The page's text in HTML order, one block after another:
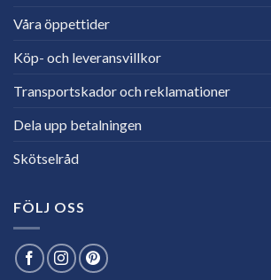
Våra öppettider
Köp- och leveransvillkor
Transportskador och reklamationer
Dela upp betalningen
Skötselråd
FÖLJ OSS